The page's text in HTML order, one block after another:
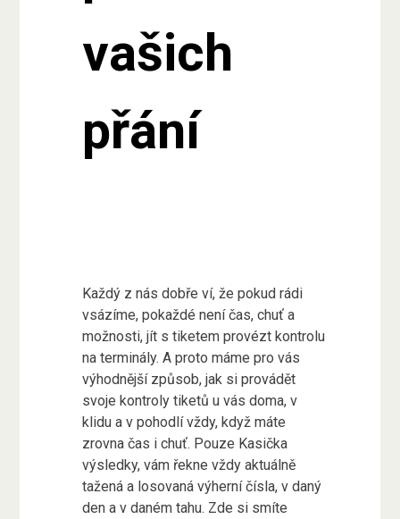
vašich
přání
Každý z nás dobře ví, že pokud rádi
vsázíme, pokaždé není čas, chuť a
možnosti, jít s tiketem provézt kontrolu
na terminály. A proto máme pro vás
výhodnější způsob, jak si provádět
svoje kontroly tiketů u vás doma, v
klidu a v pohodlí vždy, když máte
zrovna čas i chuť. Pouze Kasička
výsledky, vám řekne vždy aktuálně
tažená a losovaná výherní čísla, v daný
den a v daném tahu. Zde si smíte